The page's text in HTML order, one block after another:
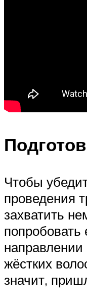
Чтобы
проведения
захватить
попробовать
направлении
жёстких
значит,